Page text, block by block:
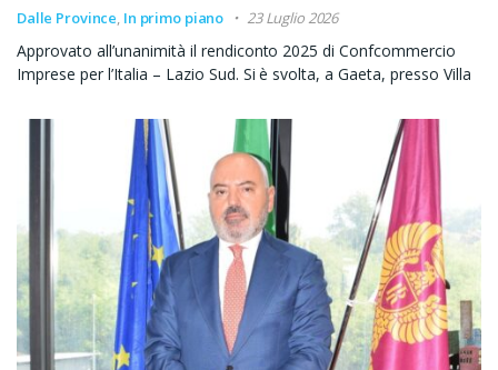
Dalle Province, In primo piano 23 Luglio 2026
Approvato all’unanimità il rendiconto 2025 di Confcommercio
Imprese per l’Italia – Lazio Sud. Si è svolta, a Gaeta, presso Villa